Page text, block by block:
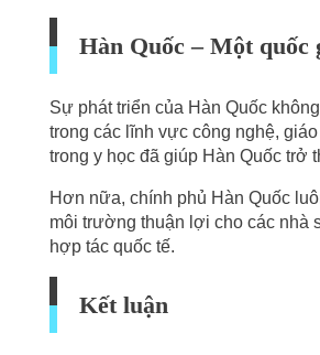
Hàn Quốc – Một quốc
Sự phát triển của Hàn Quốc
trong các lĩnh vực công nghệ,
trong y học đã giúp Hàn Quốc trở
Hơn nữa, chính phủ Hàn Quốc
môi trường thuận lợi cho các nhà
hợp tác quốc tế.
Kết luận